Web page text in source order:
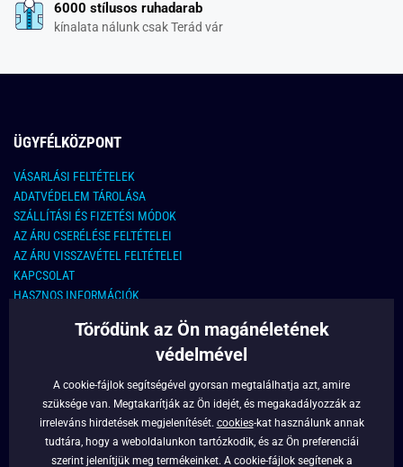
6000 stílusos ruhadarab
kínalata nálunk csak Terád vár
ÜGYFÉLKÖZPONT
VÁSARLÁSI FELTÉTELEK
ADATVÉDELEM TÁROLÁSA
SZÁLLÍTÁSI ÉS FIZETÉSI MÓDOK
AZ ÁRU CSERÉLÉSE FELTÉTELEI
AZ ÁRU VISSZAVÉTEL FELTÉTELEI
KAPCSOLAT
HASZNOS INFORMÁCIÓK
KAPCSOLAT
info@legyferfi.hu
FONTOS INFORMÁCIÓK
RÓLUNK
Törődünk az Ön magánéletének
védelmével
A cookie-fájlok segítségével gyorsan megtalálhatja azt, amire
szüksége van. Megtakarítják az Ön idejét, és megakadályozzák az
irreleváns hirdetések megjelenítését. cookies-kat használunk annak
tudtára, hogy a weboldalunkon tartózkodik, és az Ön preferenciái
szerint jelenítjük meg termékeinket. A cookie-fájlok segítenek a